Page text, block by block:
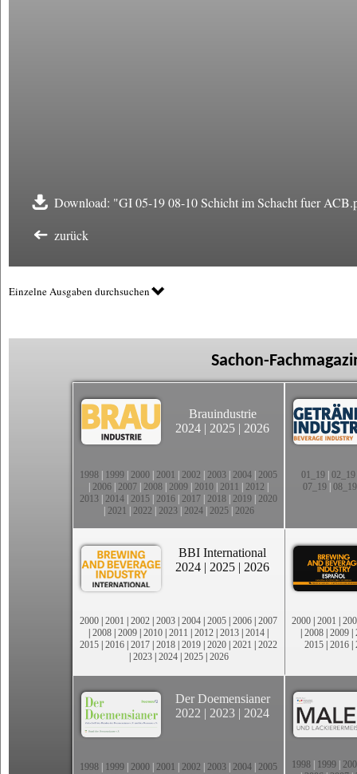
Download: "GI 05-19 08-10 Schicht im Schacht fuer
zurück
Einzelne Ausgaben durchsuchen
Sachon-
Brauindustrie
2024 | 2025 | 2026
1998 1999 2000 2001 2002 2003 2004 2005
2006 2007 2008 2009 2010 2011 2012
2013 2014 2015 2016 2017 2018 2019 2020
2021 2022 2023| 2024| 2025| 2026
01_19| 02_19
07_19 08_19
BBI International
2024 | 2025 | 2026
2000 | 2001 | 2002 | 2003 | 2004 | 2005 | 2006 | 2007
| 2008 | 2009 | 2010 | 2011 | 2012 | 2013 | 2014 |
2015 | 2016 | 2017 | 2018 | 2019 | 2020 | 2021 | 2022
| 2023| 2024| 2025| 2026
2000 | 2001 |
| 2008 | 2009 |
2015 | 2016 |
Der Doemensianer
2022 | 2023 | 2024
1998 1999 2000 2001 2002 2003 2004 2005
1998 1999